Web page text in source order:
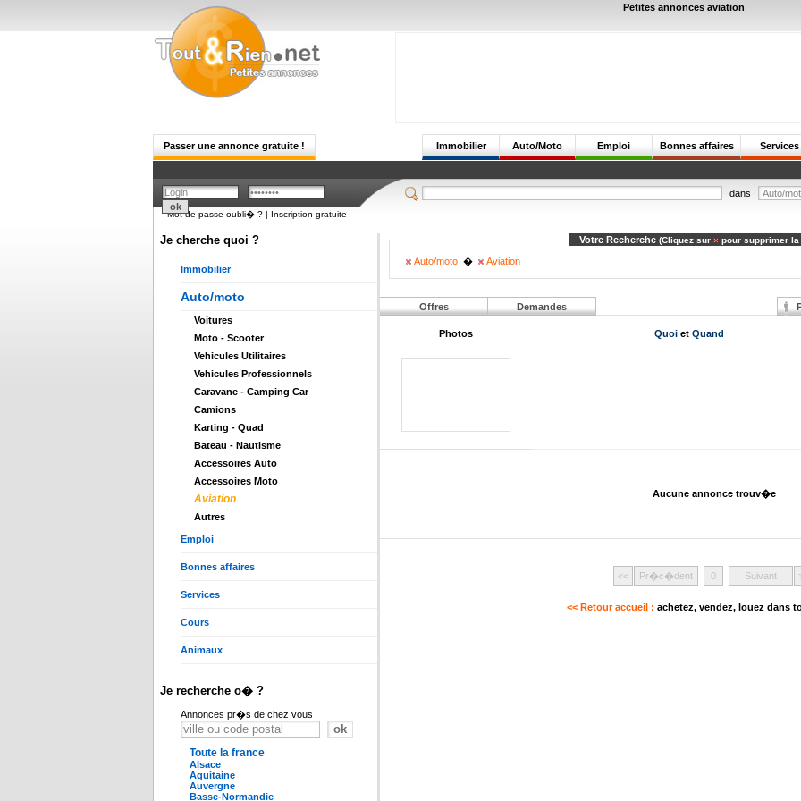
Petites annonces aviation
Passer une annonce gratuite ! Services
Bonnes affaires
Emploi
Auto/Moto
Immobilier
dans
Mot de passe oubli� ? | Inscription gratuite
Je cherche quoi ?
Immobilier
Auto/moto
Voitures
Moto - Scooter
Vehicules Utilitaires
Vehicules Professionnels
Caravane - Camping Car
Camions
Karting - Quad
Bateau - Nautisme
Accessoires Auto
Accessoires Moto
Aviation
Autres
Emploi
Bonnes affaires
Services
Cours
Animaux
Je recherche o� ?
Annonces pr�s de chez vous
Toute la france
Alsace
Aquitaine
Auvergne
Basse-Normandie
Votre Recherche (Cliquez sur pour supprimer
Auto/moto � Aviation
Offres Demandes
Photos Quoi et Quand
Aucune annonce trouv�e
<< Pr�c�dent 0 Suivant
<< Retour accueil : achetez, vendez, louez dans